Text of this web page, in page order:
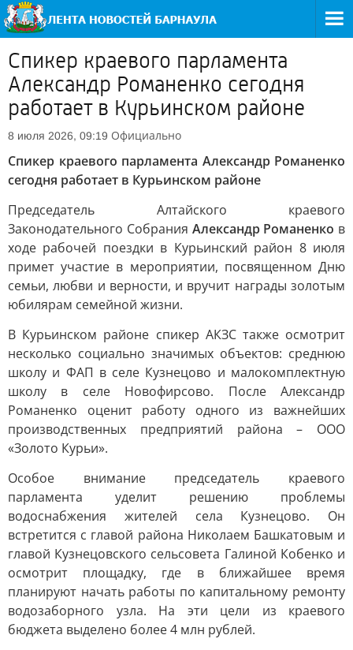
Спикер краевого парламента
Александр Романенко сегодня
работает в Курьинском районе
8 июля 2026, 09:19 Официально
Спикер краевого парламента Александр Романенко
сегодня работает в Курьинском районе
Председатель Алтайского краевого
Законодательного Собрания Александр Романенко в
ходе рабочей поездки в Курьинский район 8 июля
примет участие в мероприятии, посвященном Дню
семьи, любви и верности, и вручит награды золотым
юбилярам семейной жизни.
В Курьинском районе спикер АКЗС также осмотрит
несколько социально значимых объектов: среднюю
школу и ФАП в селе Кузнецово и малокомплектную
школу в селе Новофирсово. После Александр
Романенко оценит работу одного из важнейших
производственных предприятий района – ООО
«Золото Курьи».
Особое внимание председатель краевого
парламента уделит решению проблемы
водоснабжения жителей села Кузнецово. Он
встретится с главой района Николаем Башкатовым и
главой Кузнецовского сельсовета Галиной Кобенко и
осмотрит площадку, где в ближайшее время
планируют начать работы по капитальному ремонту
водозаборного узла. На эти цели из краевого
бюджета выделено более 4 млн рублей.